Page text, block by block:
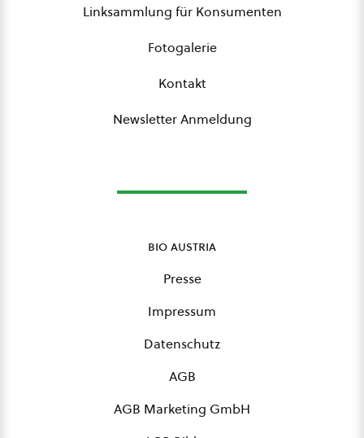
Linksammlung für Konsumenten
Fotogalerie
Kontakt
Newsletter Anmeldung
bio austria
Presse
Impressum
Datenschutz
AGB
AGB Marketing GmbH